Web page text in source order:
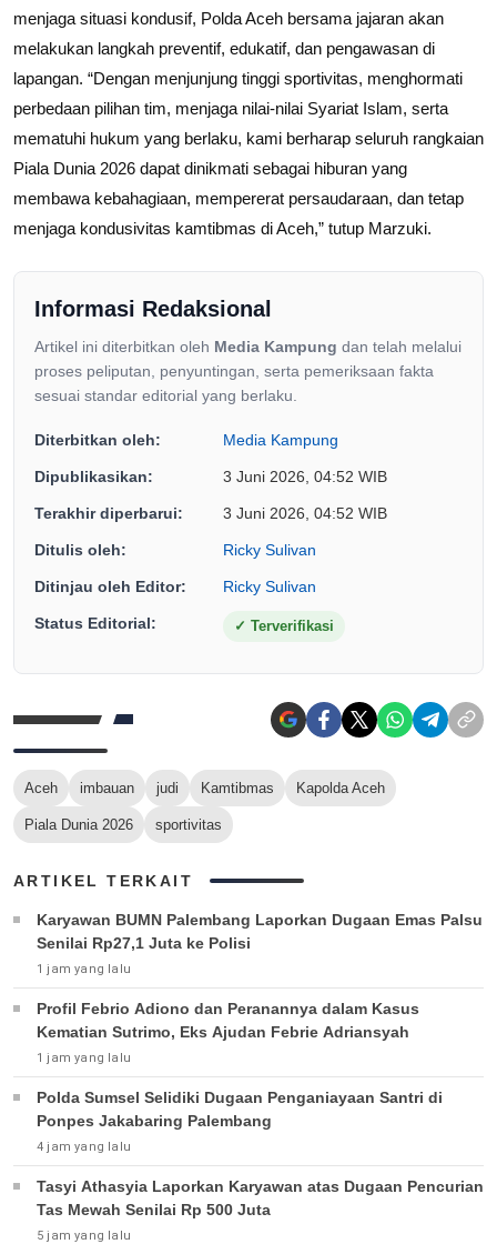
menjaga situasi kondusif, Polda Aceh bersama jajaran akan
melakukan langkah preventif, edukatif, dan pengawasan di
lapangan. “Dengan menjunjung tinggi sportivitas, menghormati
perbedaan pilihan tim, menjaga nilai-nilai Syariat Islam, serta
mematuhi hukum yang berlaku, kami berharap seluruh rangkaian
Piala Dunia 2026 dapat dinikmati sebagai hiburan yang
membawa kebahagiaan, mempererat persaudaraan, dan tetap
menjaga kondusivitas kamtibmas di Aceh,” tutup Marzuki.
Informasi Redaksional
Artikel ini diterbitkan oleh Media Kampung dan telah melalui
proses peliputan, penyuntingan, serta pemeriksaan fakta
sesuai standar editorial yang berlaku.
Diterbitkan oleh: Media Kampung
Dipublikasikan: 3 Juni 2026, 04:52 WIB
Terakhir diperbarui: 3 Juni 2026, 04:52 WIB
Ditulis oleh: Ricky Sulivan
Ditinjau oleh Editor: Ricky Sulivan
Status Editorial: ✓ Terverifikasi
Aceh imbauan judi Kamtibmas Kapolda Aceh
Piala Dunia 2026 sportivitas
ARTIKEL TERKAIT
Karyawan BUMN Palembang Laporkan Dugaan Emas Palsu
Senilai Rp27,1 Juta ke Polisi
1 jam yang lalu
Profil Febrio Adiono dan Peranannya dalam Kasus
Kematian Sutrimo, Eks Ajudan Febrie Adriansyah
1 jam yang lalu
Polda Sumsel Selidiki Dugaan Penganiayaan Santri di
Ponpes Jakabaring Palembang
4 jam yang lalu
Tasyi Athasyia Laporkan Karyawan atas Dugaan Pencurian
Tas Mewah Senilai Rp 500 Juta
5 jam yang lalu